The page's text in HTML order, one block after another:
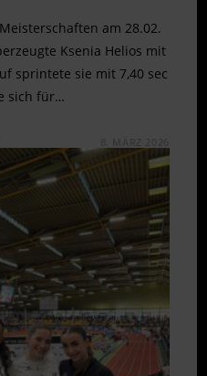
am 28.02.
Ksenia Helios mit
sprintete sie mit 7,40 sec
sich für…
HELIOS
TOP-
HALLEN-